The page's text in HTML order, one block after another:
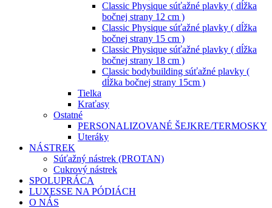
Classic Physique súťažné plavky ( dĺžka
bočnej strany 12 cm )
Classic Physique súťažné plavky ( dĺžka
bočnej strany 15 cm )
Classic Physique súťažné plavky ( dĺžka
bočnej strany 18 cm )
Classic bodybuilding súťažné plavky (
dĺžka bočnej strany 15cm )
Tielka
Kraťasy
Ostatné
PERSONALIZOVANÉ ŠEJKRE/TERMOSKY
Uteráky
NÁSTREK
Súťažný nástrek (PROTAN)
Cukrový nástrek
SPOLUPRÁCA
LUXESSE NA PÓDIÁCH
O NÁS